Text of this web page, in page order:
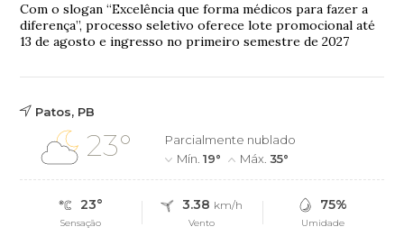
Com o slogan “Excelência que forma médicos para fazer a
diferença”, processo seletivo oferece lote promocional até
13 de agosto e ingresso no primeiro semestre de 2027
Patos, PB
23°
Parcialmente nublado
Mín.19° Máx.35°
23°
Sensação
3.38 km/h
Vento
75%
Umidade